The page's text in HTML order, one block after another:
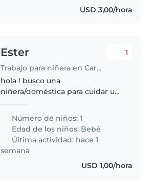
USD 3,00/hora
Ester
Trabajo para niñera en Caroní (Estado Bolívar)
1
hola ! busco una
niñera/doméstica para cuidar una
cuando te lo pida máximo 4
veces a la semana salteado
contactame si te interesa
Número de niños: 1
Edad de los niños: Bebé
Última actividad: hace 1
semana
USD 1,00/hora